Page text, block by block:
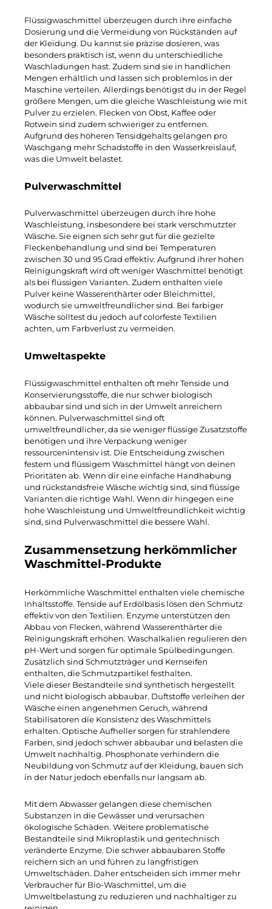
Flüssigwaschmittel überzeugen durch ihre einfache
Dosierung und die Vermeidung von Rückständen auf
der Kleidung. Du kannst sie präzise dosieren, was
besonders praktisch ist, wenn du unterschiedliche
Waschladungen hast. Zudem sind sie in handlichen
Mengen erhältlich und lassen sich problemlos in der
Maschine verteilen. Allerdings benötigst du in der Regel
größere Mengen, um die gleiche Waschleistung wie mit
Pulver zu erzielen. Flecken von Obst, Kaffee oder
Rotwein sind zudem schwieriger zu entfernen.
Aufgrund des höheren Tensidgehalts gelangen pro
Waschgang mehr Schadstoffe in den Wasserkreislauf,
was die Umwelt belastet.
Pulverwaschmittel
Pulverwaschmittel überzeugen durch ihre hohe
Waschleistung, insbesondere bei stark verschmutzter
Wäsche. Sie eignen sich sehr gut für die gezielte
Fleckenbehandlung und sind bei Temperaturen
zwischen 30 und 95 Grad effektiv. Aufgrund ihrer hohen
Reinigungskraft wird oft weniger Waschmittel benötigt
als bei flüssigen Varianten. Zudem enthalten viele
Pulver keine Wasserenthärter oder Bleichmittel,
wodurch sie umweltfreundlicher sind. Bei farbiger
Wäsche solltest du jedoch auf colorfeste Textilien
achten, um Farbverlust zu vermeiden.
Umweltaspekte
Flüssigwaschmittel enthalten oft mehr Tenside und
Konservierungsstoffe, die nur schwer biologisch
abbaubar sind und sich in der Umwelt anreichern
können. Pulverwaschmittel sind oft
umweltfreundlicher, da sie weniger flüssige Zusatzstoffe
benötigen und ihre Verpackung weniger
ressourcenintensiv ist. Die Entscheidung zwischen
festem und flüssigem Waschmittel hängt von deinen
Prioritäten ab. Wenn dir eine einfache Handhabung
und rückstandsfreie Wäsche wichtig sind, sind flüssige
Varianten die richtige Wahl. Wenn dir hingegen eine
hohe Waschleistung und Umweltfreundlichkeit wichtig
sind, sind Pulverwaschmittel die bessere Wahl.
Zusammensetzung herkömmlicher
Waschmittel-Produkte
Herkömmliche Waschmittel enthalten viele chemische
Inhaltsstoffe. Tenside auf Erdölbasis lösen den Schmutz
effektiv von den Textilien. Enzyme unterstützen den
Abbau von Flecken, während Wasserenthärter die
Reinigungskraft erhöhen. Waschalkalien regulieren den
pH-Wert und sorgen für optimale Spülbedingungen.
Zusätzlich sind Schmutzträger und Kernseifen
enthalten, die Schmutzpartikel festhalten.
Viele dieser Bestandteile sind synthetisch hergestellt
und nicht biologisch abbaubar. Duftstoffe verleihen der
Wäsche einen angenehmen Geruch, während
Stabilisatoren die Konsistenz des Waschmittels
erhalten. Optische Aufheller sorgen für strahlendere
Farben, sind jedoch schwer abbaubar und belasten die
Umwelt nachhaltig. Phosphonate verhindern die
Neubildung von Schmutz auf der Kleidung, bauen sich
in der Natur jedoch ebenfalls nur langsam ab.
Mit dem Abwasser gelangen diese chemischen
Substanzen in die Gewässer und verursachen
ökologische Schäden. Weitere problematische
Bestandteile sind Mikroplastik und gentechnisch
veränderte Enzyme. Die schwer abbaubaren Stoffe
reichern sich an und führen zu langfristigen
Umweltschäden. Daher entscheiden sich immer mehr
Verbraucher für Bio-Waschmittel, um die
Umweltbelastung zu reduzieren und nachhaltiger zu